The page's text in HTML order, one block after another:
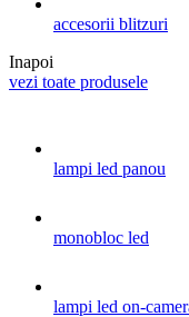
accesorii blitzuri
Inapoi
vezi toate produsele
lampi led panou
monobloc led
lampi led on-